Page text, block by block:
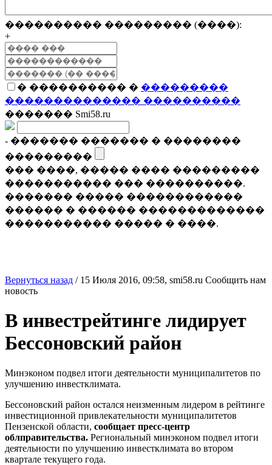
���������� ��������� (����):
+
� ���������� � ���������
�������������� ����������
������� Smi58.ru
- ������� ������� � ��������
���������
��� ����, ����� ���� ���������
����������� ��� ����������.
������� ����� ������������
������ � ������ �������������
����������� ����� � ����.
Вернуться назад / 15 Июля 2016, 09:58, smi58.ru Сообщить нам
новость
В инвестрейтинге лидирует
Бессоновский район
Минэконом подвел итоги деятельности муниципалитетов по
улучшению инвестклимата.
Бессоновский район остался неизменным лидером в рейтинге
инвестиционной привлекательности муниципалитетов
Пензенской области, сообщает пресс-центр
облправительства. Региональный минэконом подвел итоги
деятельности по улучшению инвестклимата во втором
квартале текущего года.